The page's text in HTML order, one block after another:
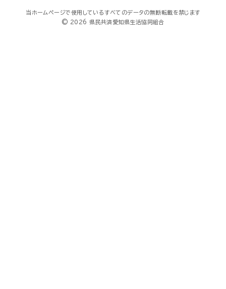
当ホームページで使用しているすべてのデータの無断転載を禁じます
© 2026 県民共済愛知県生活協同組合